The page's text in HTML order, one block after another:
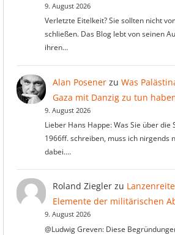
9. August 2026
Verletzte Eitelkeit? Sie sollten nicht
schließen. Das Blog lebt von seinen
ihren…
Alan Posenerzu Was
Gaza mit Danzig zu tun
9. August 2026
Lieber Hans Happe: Was Sie über
1966ff. schreiben, muss ich nirgends
dabei.…
Roland Zieglerzu
Elemente der militärischen
9. August 2026
@Ludwig Greven: Diese